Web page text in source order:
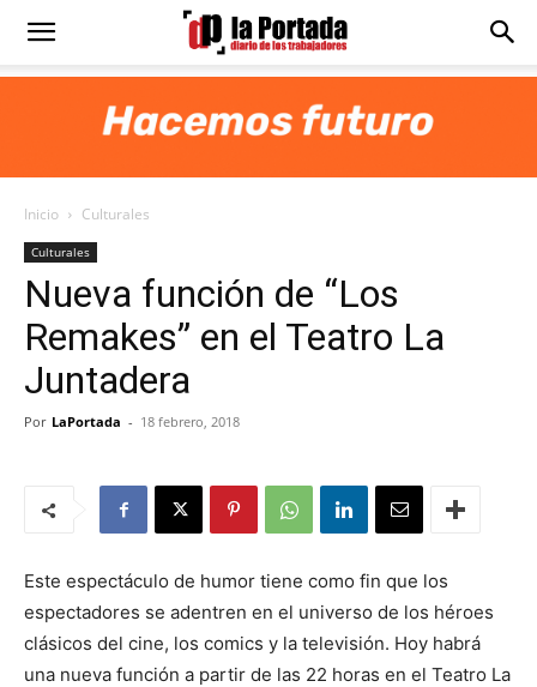
Diario
Portada
Inicio Culturales
Culturales
Nueva función de “Los
Remakes” en el Teatro La
Juntadera
Por LaPortada - 18 febrero, 2018
Este espectáculo de humor tiene como fin que los
espectadores se adentren en el universo de los héroes
clásicos del cine, los comics y la televisión. Hoy habrá
una nueva función a partir de las 22 horas en el Teatro La